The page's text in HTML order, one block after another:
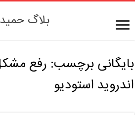
بلاگ حمید
بایگانی برچسب:
اندروید استودیو